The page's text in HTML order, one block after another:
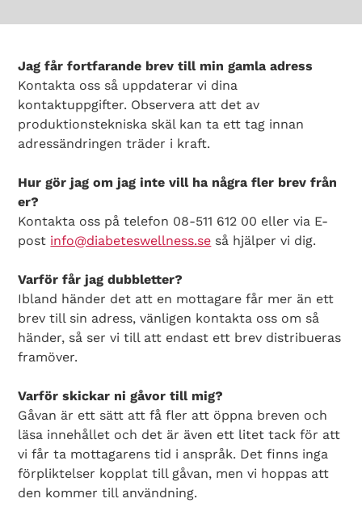
Jag får fortfarande brev till min gamla adress
Kontakta oss så uppdaterar vi dina
kontaktuppgifter. Observera att det av
produktionstekniska skäl kan ta ett tag innan
adressändringen träder i kraft.
Hur gör jag om jag inte vill ha några fler brev från
er?
Kontakta oss på telefon 08-511 612 00 eller via E-
post info@diabeteswellness.se så hjälper vi dig.
Varför får jag dubbletter?
Ibland händer det att en mottagare får mer än ett
brev till sin adress, vänligen kontakta oss om så
händer, så ser vi till att endast ett brev distribueras
framöver.
Varför skickar ni gåvor till mig?
Gåvan är ett sätt att få fler att öppna breven och
läsa innehållet och det är även ett litet tack för att
vi får ta mottagarens tid i anspråk. Det finns inga
förpliktelser kopplat till gåvan, men vi hoppas att
den kommer till användning.